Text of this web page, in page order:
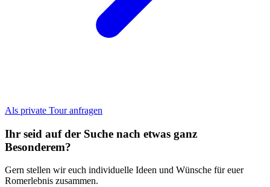
Als private Tour anfragen
Ihr seid auf der Suche nach etwas ganz
Besonderem?
Gern stellen wir euch individuelle Ideen und Wünsche für euer
Romerlebnis zusammen.